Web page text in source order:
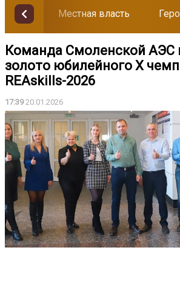
Местная власть
Команда Смоленской АЭС
золото юбилейного X
REAskills-2026
17:3920.01.2026